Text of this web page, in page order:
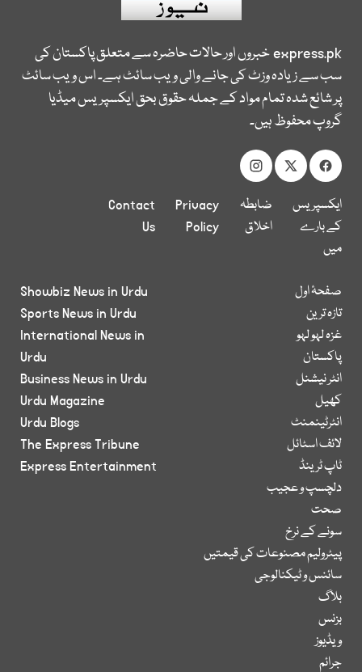
express.pkخبروں اور حالات حاضرہ سے متعلق پاکستان کی
سب سے زیادہ وزٹ کی جانے والی ویب سائٹ ہے۔ اس ویب سائٹ
پر شائع شدہ تمام مواد کے جملہ حقوق بحق ایکسپریس میڈیا
گروپ محفوظ ہیں۔
ایکسپریس
کے بارے
میں
ضابطہ
اخلاق
Privacy
Policy
Contact
Us
صفحۂ اول
تازہ ترین
غزہ لہو لہو
پاکستان
انٹر نیشنل
کھیل
انٹرٹینمنٹ
لائف اسٹائل
ٹاپ ٹرینڈ
دلچسپ و عجیب
صحت
سونے کے نرخ
پیٹرولیم مصنوعات کی قیمتیں
سائنس و ٹیکنالوجی
بلاگ
بزنس
ویڈیوز
جرائم
Showbiz News in Urdu
Sports News in Urdu
International News in
Urdu
Business News in Urdu
Urdu Magazine
Urdu Blogs
The Express Tribune
Express Entertainment